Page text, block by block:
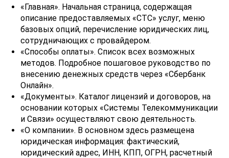
«Главная». Начальная страница, содержащая
описание предоставляемых «СТС» услуг, меню
базовых опций, перечисление юридических лиц,
сотрудничающих с провайдером.
«Способы оплаты». Список всех возможных
методов. Подробное пошаговое руководство по
внесению денежных средств через «Сбербанк
Онлайн».
«Документы». Каталог лицензий и договоров, на
основании которых «Системы Телекоммуникации
и Связи» осуществляют свою деятельность.
«О компании». В основном здесь размещена
юридическая информация: фактический,
юридический адрес, ИНН, КПП, ОГРН, расчетный